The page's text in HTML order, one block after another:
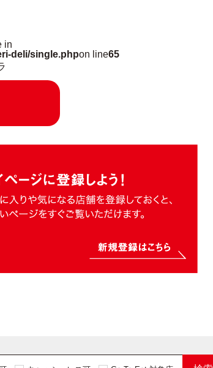
in
deli/single.phpon line65